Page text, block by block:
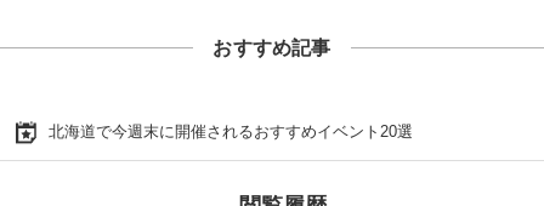
おすすめ記事
北海道で今週末に開催されるおすすめイベント20選